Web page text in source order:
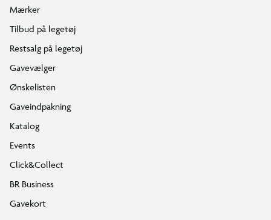
Mærker
Tilbud på legetøj
Restsalg på legetøj
Gavevælger
Ønskelisten
Gaveindpakning
Katalog
Events
Click&Collect
BR Business
Gavekort